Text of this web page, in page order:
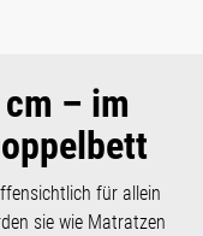
– im
für allein
sie wie Matratzen